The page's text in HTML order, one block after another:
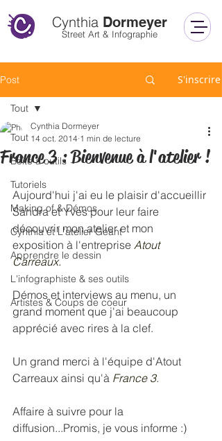
Cynthia Dormeyer
Street Art & Infographie
Post S'inscrire
Tout
Boîte à outils
Tutoriels
Making of & Démos
Cynthia et L'atelier Géant
Apprendre le dessin
L'infographiste & ses outils
Artistes & Coups de coeur
Tout
France 3 : Bienvenue à l'atelier !
Cynthia Dormeyer
14 oct. 2014 1 min de lecture
Aujourd'hui j'ai eu le plaisir d'accueillir
Sandra et Yves pour leur faire
découvrir mon atelier et mon
exposition à l'entreprise Atout
Carreaux.
Démos et interviews au menu, un
grand moment que j'ai beaucoup
apprécié avec rires à la clef.
Un grand merci à l'équipe d'Atout
Carreaux ainsi qu'à France 3.
Affaire à suivre pour la
diffusion...Promis, je vous informe :)